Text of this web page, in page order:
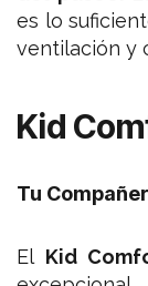
es lo
ventilación y
Kid
Tu
El Kid